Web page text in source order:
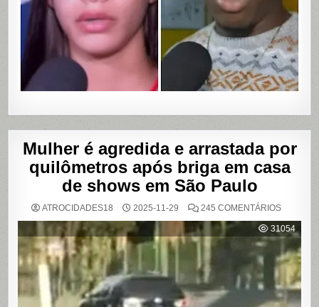
DE
VÍDEOS
ÍNTIMOS
EM
BAHIA
Mulher é agredida e arrastada por
quilômetros após briga em casa
de shows em São Paulo
ATROCIDADES18 2025-11-29 245 COMENTÁRIOSEM
É
E
POR
APÓS
BRIGA
EM
CASA
31054